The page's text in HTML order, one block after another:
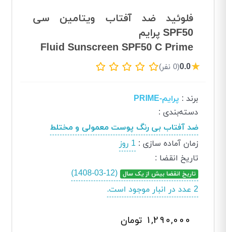
فلوئید ضد آفتاب ویتامین سی
SPF50 پرایم
Fluid Sunscreen SPF50 C Prime
★
0.0(0 نفر)
برند : پرایم-PRIME
دسته‌بندی :
ضد آفتاب بی رنگ پوست معمولی و مختلط
زمان آماده سازی :1 روز
تاریخ انقضا :
تاریخ انقضا بیش از یک سال (1408-03-12)
2 عدد در انبار موجود است.
1,290,000 تومان